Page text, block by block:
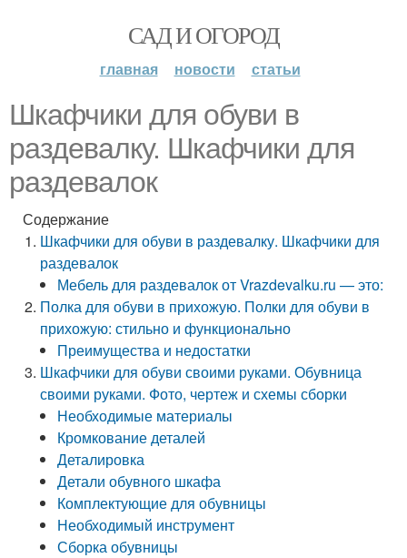
САД И ОГОРОД
главная новости статьи
Шкафчики для обуви в
раздевалку. Шкафчики для
раздевалок
Содержание
Шкафчики для обуви в раздевалку. Шкафчики для
раздевалок
Мебель для раздевалок от Vrazdevalku.ru — это:
Полка для обуви в прихожую. Полки для обуви в
прихожую: стильно и функционально
Преимущества и недостатки
Шкафчики для обуви своими руками. Обувница
своими руками. Фото, чертеж и схемы сборки
Необходимые материалы
Кромкование деталей
Деталировка
Детали обувного шкафа
Комплектующие для обувницы
Необходимый инструмент
Сборка обувницы